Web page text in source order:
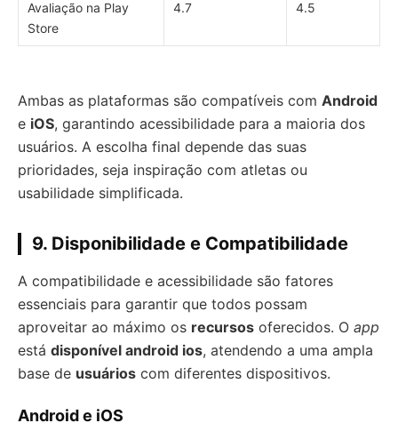
Avaliação na Play
Store
4.7 4.5
Ambas as plataformas são compatíveis com Android
e iOS, garantindo acessibilidade para a maioria dos
usuários. A escolha final depende das suas
prioridades, seja inspiração com atletas ou
usabilidade simplificada.
9. Disponibilidade e Compatibilidade
A compatibilidade e acessibilidade são fatores
essenciais para garantir que todos possam
aproveitar ao máximo os recursos oferecidos. O app
está disponível android ios, atendendo a uma ampla
base de usuários com diferentes dispositivos.
Android e iOS